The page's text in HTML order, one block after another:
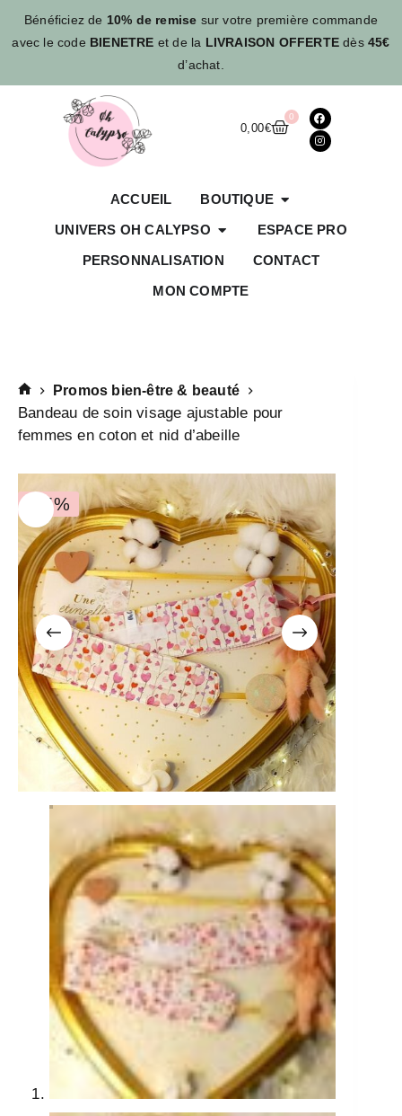
Bénéficiez de 10% de remise sur votre première commande
avec le code BIENETRE et de la LIVRAISON OFFERTEdès45€
d’achat.
0,00€
0
ACCUEIL
BOUTIQUE
UNIVERS OH CALYPSO
ESPACE PRO
PERSONNALISATION
CONTACT
MON COMPTE
Promos bien-être & beauté
Bandeau de soin visage ajustable pour
femmes en coton et nid d’abeille
-15%